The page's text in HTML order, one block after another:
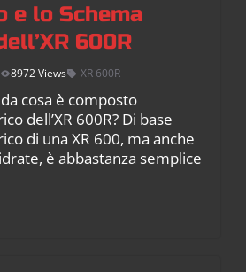
e lo Schema
600R
8972 Views XR 600R
cosa è composto
dell’XR 600R? Di base
di una XR 600, ma anche
è abbastanza semplice